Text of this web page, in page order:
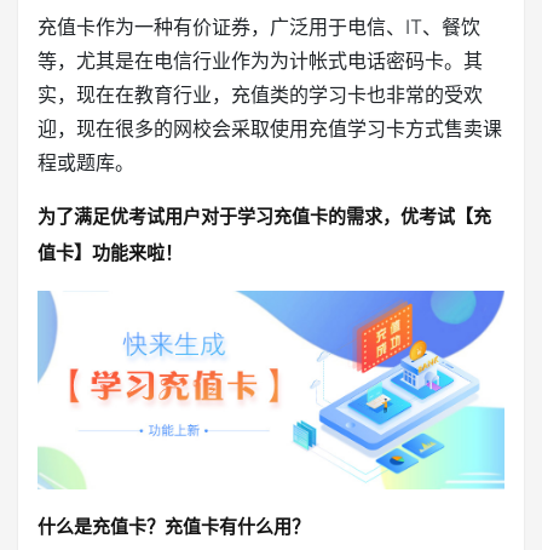
充值卡作为一种有价证券，广泛用于电信、IT、餐饮
等，尤其是在电信行业作为为计帐式电话密码卡。其
实，现在在教育行业，充值类的学习卡也非常的受欢
迎，现在很多的网校会采取使用充值学习卡方式售卖课
程或题库。
为了满足优考试用户对于学习充值卡的需求，优考试【充
值卡】功能来啦！
什么是充值卡？充值卡有什么用？